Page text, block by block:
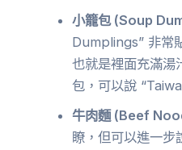
小籠包 (Soup
Dumplings” 非常
也就是裡面充滿湯
包，可以說
牛肉麵 (Beef
瞭，但可以進一